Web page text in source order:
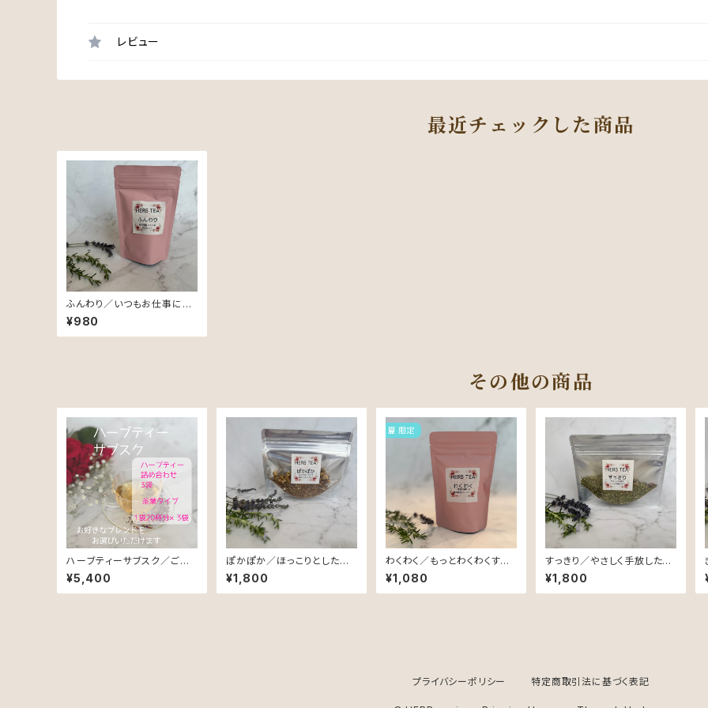
レビュー
最近チェックした商品
ふんわり／いつもお仕事に家
事に育児にと頑張っている あ
なたに♡
¥980
その他の商品
ハーブティーサブスク／ご自
身のお好きなブレンドセレク
トで
¥5,400
ぽかぽか／ほっこりとしたや
さしさに包まれたいあなたに
♡
¥1,800
わくわく／もっとわくわくする
夏を過ごしたいあなたに♡
¥1,080
すっきり／やさしく手放した
い、しっかり満たしたいを叶え
たいあなたに♡
¥1,800
プライバシーポリシー 特定商取引法に基づく表記